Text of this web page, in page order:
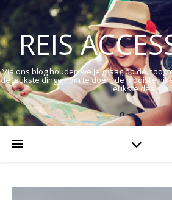
REIS
Via ons blog houden we je graag op de
de leukste dingen om te doen, de mooiste
leukste deals.